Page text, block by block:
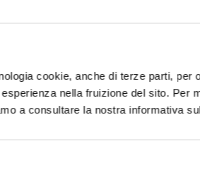
cookie, anche di terze parti, per
nella fruizione del sito. Per
a consultare la nostra informativa